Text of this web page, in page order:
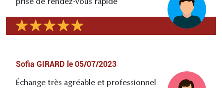
prise de rendez-vous rapide
Sofia GIRARD le 05/07/2023
Échange très agréable et professionnel